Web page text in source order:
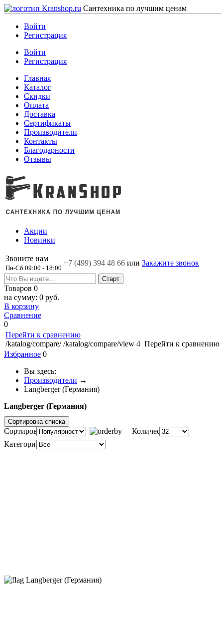
Сантехника по лучшим ценам
Войти
Регистрация
Войти
Регистрация
Главная
Каталог
Скидки
Оплата
Доставка
Сертификаты
Производители
Контакты
Благодарности
Отзывы
Акции
Новинки
Звоните нам
Пн-Сб 09:00 - 18:00
+7 (499) 394 48 66 или Закажите звонок
Товаров 0
на сумму: 0 руб.
В корзину
Сравнение
0
Перейти к сравнению
/katalog/compare/ /katalog/compare/view 4 Перейти к сравнению
Избранное 0
Вы здесь:
Производители →
Langberger (Германия)
Langberger (Германия)
Сортировка списка
Сортировка:
Количество:
Категория:
Langberger (Германия)